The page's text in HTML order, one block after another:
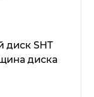
диск SHT
диска